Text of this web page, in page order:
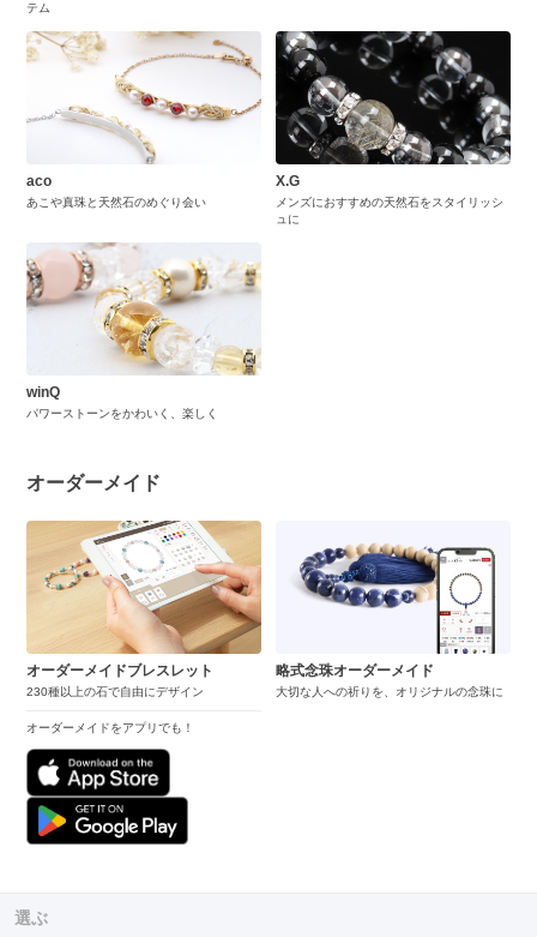
テム
aco
あこや真珠と天然石のめぐり会い
X.G
メンズにおすすめの天然石をスタイリッシ
ュに
winQ
パワーストーンをかわいく、楽しく
オーダーメイド
オーダーメイドブレスレット
230種以上の石で自由にデザイン
オーダーメイドをアプリでも！
略式念珠オーダーメイド
大切な人への祈りを、オリジナルの念珠に
選ぶ